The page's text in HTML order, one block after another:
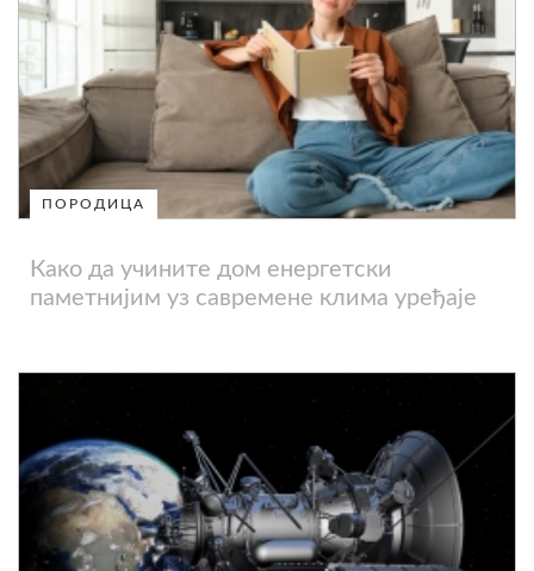
ПОРОДИЦА
Како да учините дом енергетски
паметнијим уз савремене клима уређаје